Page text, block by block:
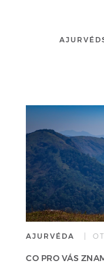
AJURVÉDA |
CO PRO VÁS